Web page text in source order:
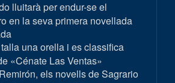
lluitarà per endur-se el
en la seva primera novellada
una orella i es classifica
«Cénate Las Ventas»
els novells de Sagrario